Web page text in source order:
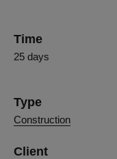
Time
25 days
Type
Construction
Client